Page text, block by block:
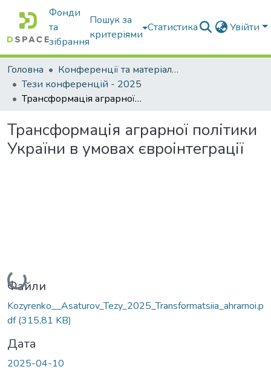
Фонди
та
зібрання
Пошук за
критеріями
Статистика Увійти
Головна
Конференції та матеріали конференцій
Тези конференцій - 2025
Трансформація аграрної політики України в умовах євроінтеграції
Трансформація аграрної політики
України в умовах євроінтеграції
Вантажиться...
Файли
Kozyrenko__Asaturov_Tezy_2025_Transformatsiia_ahrarnoi.p
df(315,81 KB)
Дата
2025-04-10